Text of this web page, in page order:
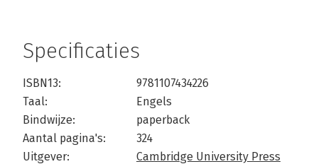
Specificaties
ISBN13:
9781107434226
Taal:
Engels
Bindwijze:
paperback
Aantal pagina's:
324
Uitgever:
Cambridge University Press